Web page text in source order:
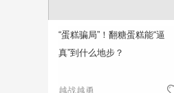
“蛋糕骗局”！翻糖蛋糕能“逼
真”到什么地步？
越战越勇